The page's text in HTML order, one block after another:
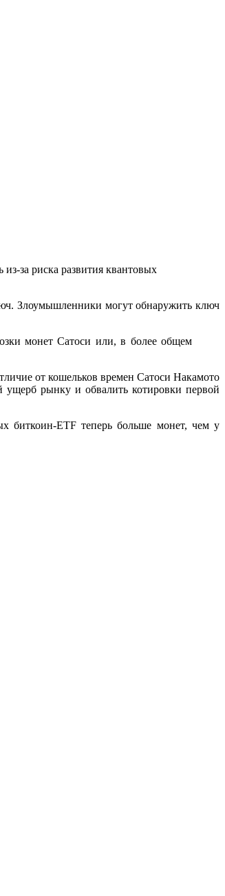
за риска развития квантовых
Злоумышленники могут обнаружить ключ
монет Сатоси или, в более общем
от кошельков времен Сатоси Накамото
ущерб рынку и обвалить котировки первой
биткоин-ETF теперь больше монет, чем у